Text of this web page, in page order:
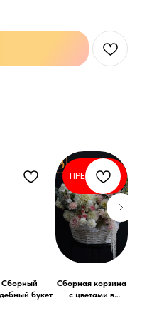
Сборный
букет
ПРЕДЗАКАЗ
Сборная корзина
с цветами в